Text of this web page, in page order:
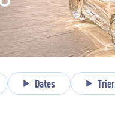
Dates Trier